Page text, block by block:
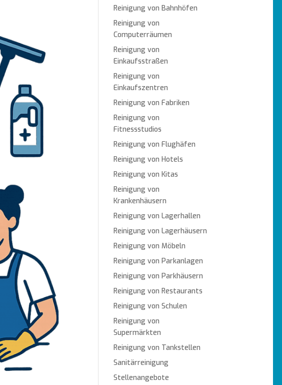
Reinigung von Bahnhöfen
Reinigung von
Computerräumen
Reinigung von
Einkaufsstraßen
Reinigung von
Einkaufszentren
Reinigung von Fabriken
Reinigung von
Fitnessstudios
Reinigung von Flughäfen
Reinigung von Hotels
Reinigung von Kitas
Reinigung von
Krankenhäusern
Reinigung von Lagerhallen
Reinigung von Lagerhäusern
Reinigung von Möbeln
Reinigung von Parkanlagen
Reinigung von Parkhäusern
Reinigung von Restaurants
Reinigung von Schulen
Reinigung von
Supermärkten
Reinigung von Tankstellen
Sanitärreinigung
Stellenangebote